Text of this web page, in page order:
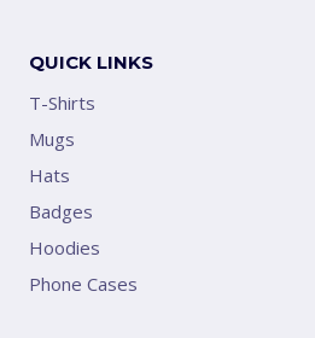
QUICK LINKS
T-Shirts
Mugs
Hats
Badges
Hoodies
Phone Cases